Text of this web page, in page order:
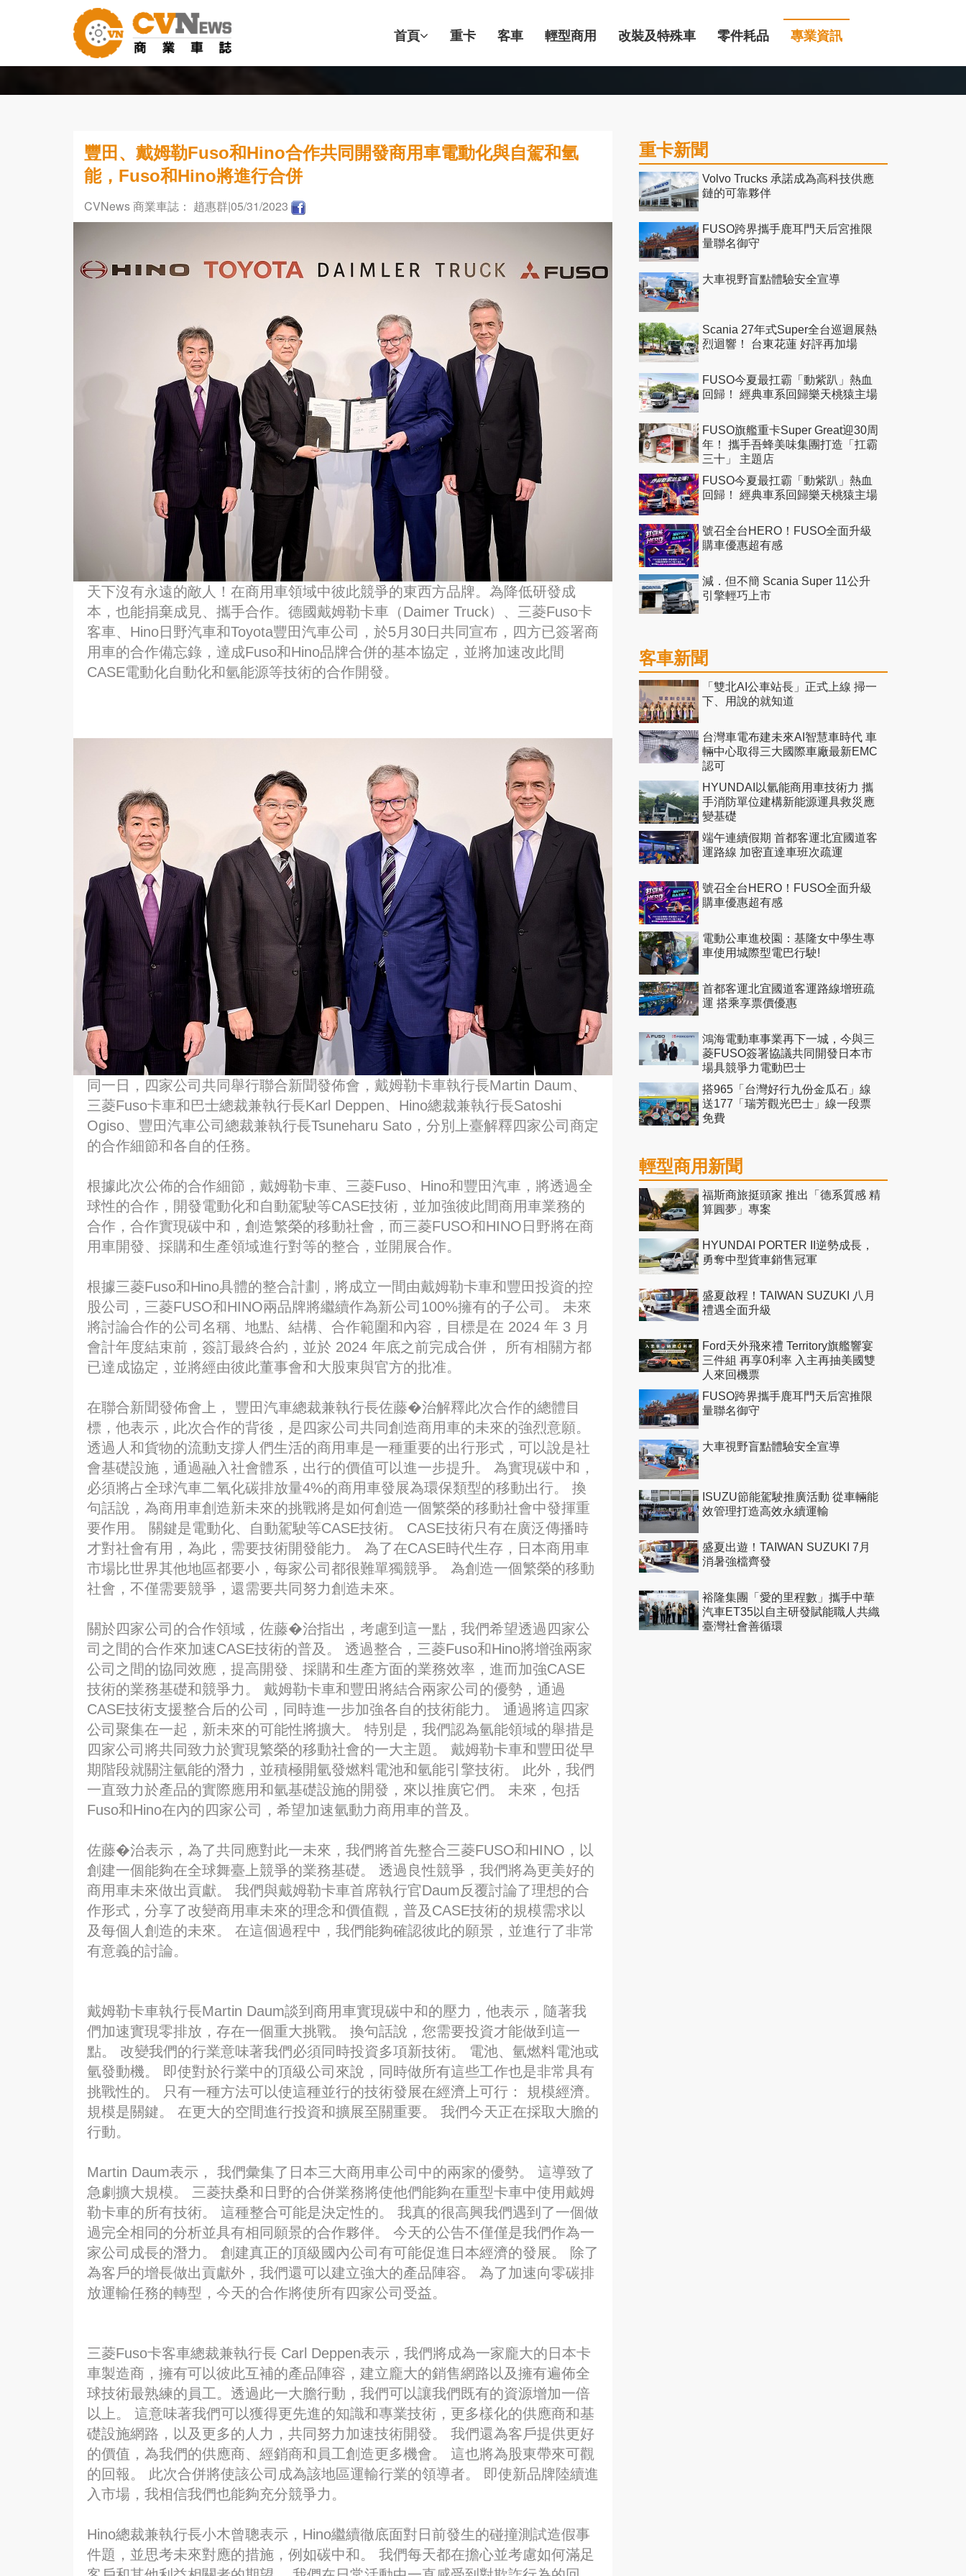
首頁 重卡 客車 輕型商用 改裝及特殊車 零件耗品 專業資訊
豐田、戴姆勒Fuso和Hino合作共同開發商用車電動化與自駕和氫
能，Fuso和Hino將進行合併
CVNews 商業車誌： 趙惠群|05/31/2023
天下沒有永遠的敵人！在商用車領域中彼此競爭的東西方品牌。為降低研發成
本，也能捐棄成見、攜手合作。德國戴姆勒卡車（Daimer Truck）、三菱Fuso卡
客車、Hino日野汽車和Toyota豐田汽車公司，於5月30日共同宣布，四方已簽署商
用車的合作備忘錄，達成Fuso和Hino品牌合併的基本協定，並將加速改此間
CASE電動化自動化和氫能源等技術的合作開發。
同一日，四家公司共同舉行聯合新聞發佈會，戴姆勒卡車執行長Martin Daum、
三菱Fuso卡車和巴士總裁兼執行長Karl Deppen、Hino總裁兼執行長Satoshi
Ogiso、豐田汽車公司總裁兼執行長Tsuneharu Sato，分別上臺解釋四家公司商定
的合作細節和各自的任務。
根據此次公佈的合作細節，戴姆勒卡車、三菱Fuso、Hino和豐田汽車，將透過全
球性的合作，開發電動化和自動駕駛等CASE技術，並加強彼此間商用車業務的
合作，合作實現碳中和，創造繁榮的移動社會，而三菱FUSO和HINO日野將在商
用車開發、採購和生產領域進行對等的整合，並開展合作。
根據三菱Fuso和Hino具體的整合計劃，將成立一間由戴姆勒卡車和豐田投資的控
股公司，三菱FUSO和HINO兩品牌將繼續作為新公司100%擁有的子公司。 未來
將討論合作的公司名稱、地點、結構、合作範圍和內容，目標是在 2024 年 3 月
會計年度結束前，簽訂最終合約，並於 2024 年底之前完成合併， 所有相關方都
已達成協定，並將經由彼此董事會和大股東與官方的批准。
在聯合新聞發佈會上， 豐田汽車總裁兼執行長佐藤�治解釋此次合作的總體目
標，他表示，此次合作的背後，是四家公司共同創造商用車的未來的強烈意願。
透過人和貨物的流動支撐人們生活的商用車是一種重要的出行形式，可以說是社
會基礎設施，通過融入社會體系，出行的價值可以進一步提升。 為實現碳中和，
必須將占全球汽車二氧化碳排放量4%的商用車發展為環保類型的移動出行。 換
句話說，為商用車創造新未來的挑戰將是如何創造一個繁榮的移動社會中發揮重
要作用。 關鍵是電動化、自動駕駛等CASE技術。 CASE技術只有在廣泛傳播時
才對社會有用，為此，需要技術開發能力。 為了在CASE時代生存，日本商用車
市場比世界其他地區都要小，每家公司都很難單獨競爭。 為創造一個繁榮的移動
社會，不僅需要競爭，還需要共同努力創造未來。
關於四家公司的合作領域，佐藤�治指出，考慮到這一點，我們希望透過四家公
司之間的合作來加速CASE技術的普及。 透過整合，三菱Fuso和Hino將增強兩家
公司之間的協同效應，提高開發、採購和生產方面的業務效率，進而加強CASE
技術的業務基礎和競爭力。 戴姆勒卡車和豐田將結合兩家公司的優勢，通過
CASE技術支援整合后的公司，同時進一步加強各自的技術能力。 通過將這四家
公司聚集在一起，新未來的可能性將擴大。 特別是，我們認為氫能領域的舉措是
四家公司將共同致力於實現繁榮的移動社會的一大主題。 戴姆勒卡車和豐田從早
期階段就關注氫能的潛力，並積極開氫發燃料電池和氫能引擎技術。 此外，我們
一直致力於產品的實際應用和氫基礎設施的開發，來以推廣它們。 未來，包括
Fuso和Hino在內的四家公司，希望加速氫動力商用車的普及。
佐藤�治表示，為了共同應對此一未來，我們將首先整合三菱FUSO和HINO，以
創建一個能夠在全球舞臺上競爭的業務基礎。 透過良性競爭，我們將為更美好的
商用車未來做出貢獻。 我們與戴姆勒卡車首席執行官Daum反覆討論了理想的合
作形式，分享了改變商用車未來的理念和價值觀，普及CASE技術的規模需求以
及每個人創造的未來。 在這個過程中，我們能夠確認彼此的願景，並進行了非常
有意義的討論。
戴姆勒卡車執行長Martin Daum談到商用車實現碳中和的壓力，他表示，隨著我
們加速實現零排放，存在一個重大挑戰。 換句話說，您需要投資才能做到這一
點。 改變我們的行業意味著我們必須同時投資多項新技術。 電池、氫燃料電池或
氫發動機。 即使對於行業中的頂級公司來說，同時做所有這些工作也是非常具有
挑戰性的。 只有一種方法可以使這種並行的技術發展在經濟上可行： 規模經濟。
規模是關鍵。 在更大的空間進行投資和擴展至關重要。 我們今天正在採取大膽的
行動。
Martin Daum表示， 我們彙集了日本三大商用車公司中的兩家的優勢。 這導致了
急劇擴大規模。 三菱扶桑和日野的合併業務將使他們能夠在重型卡車中使用戴姆
勒卡車的所有技術。 這種整合可能是決定性的。 我真的很高興我們遇到了一個做
過完全相同的分析並具有相同願景的合作夥伴。 今天的公告不僅僅是我們作為一
家公司成長的潛力。 創建真正的頂級國內公司有可能促進日本經濟的發展。 除了
為客戶的增長做出貢獻外，我們還可以建立強大的產品陣容。 為了加速向零碳排
放運輸任務的轉型，今天的合作將使所有四家公司受益。
三菱Fuso卡客車總裁兼執行長 Carl Deppen表示，我們將成為一家龐大的日本卡
車製造商，擁有可以彼此互補的產品陣容，建立龐大的銷售網路以及擁有遍佈全
球技術最熟練的員工。透過此一大膽行動，我們可以讓我們既有的資源增加一倍
以上。 這意味著我們可以獲得更先進的知識和專業技術，更多樣化的供應商和基
礎設施網路，以及更多的人力，共同努力加速技術開發。 我們還為客戶提供更好
的價值，為我們的供應商、經銷商和員工創造更多機會。 這也將為股東帶來可觀
的回報。 此次合併將使該公司成為該地區運輸行業的領導者。 即使新品牌陸續進
入市場，我相信我們也能夠充分競爭力。
Hino總裁兼執行長小木曾聰表示，Hino繼續徹底面對日前發生的碰撞測試造假事
件題，並思考未來對應的措施，例如碳中和。 我們每天都在擔心並考慮如何滿足
重卡新聞
Volvo Trucks 承諾成為高科技供應
鏈的可靠夥伴
FUSO跨界攜手鹿耳門天后宮推限
量聯名御守
大車視野盲點體驗安全宣導
Scania 27年式Super全台巡迴展熱
烈迴響！ 台東花蓮 好評再加場
FUSO今夏最扛霸「動紫趴」熱血
回歸！ 經典車系回歸樂天桃猿主場
FUSO旗艦重卡Super Great迎30周
年！ 攜手吾蜂美味集團打造「扛霸
三十」 主題店
FUSO今夏最扛霸「動紫趴」熱血
回歸！ 經典車系回歸樂天桃猿主場
號召全台HERO！FUSO全面升級
購車優惠超有感
減．但不簡 Scania Super 11公升
引擎輕巧上市
客車新聞
「雙北AI公車站長」正式上線 掃一
下、用說的就知道
台灣車電布建未來AI智慧車時代 車
輛中心取得三大國際車廠最新EMC
認可
HYUNDAI以氫能商用車技術力 攜
手消防單位建構新能源運具救災應
變基礎
端午連續假期 首都客運北宜國道客
運路線 加密直達車班次疏運
號召全台HERO！FUSO全面升級
購車優惠超有感
電動公車進校園：基隆女中學生專
車使用城際型電巴行駛!
首都客運北宜國道客運路線增班疏
運 搭乘享票價優惠
鴻海電動車事業再下一城，今與三
菱FUSO簽署協議共同開發日本市
場具競爭力電動巴士
搭965「台灣好行九份金瓜石」線
送177「瑞芳觀光巴士」線一段票
免費
輕型商用新聞
福斯商旅挺頭家 推出「德系質感 精
算圓夢」專案
HYUNDAI PORTER II逆勢成長，
勇奪中型貨車銷售冠軍
盛夏啟程！TAIWAN SUZUKI 八月
禮遇全面升級
Ford天外飛來禮 Territory旗艦響宴
三件組 再享0利率 入主再抽美國雙
人來回機票
FUSO跨界攜手鹿耳門天后宮推限
量聯名御守
大車視野盲點體驗安全宣導
ISUZU節能駕駛推廣活動 從車輛能
效管理打造高效永續運輸
盛夏出遊！TAIWAN SUZUKI 7月
消暑強檔齊發
裕隆集團「愛的里程數」攜手中華
汽車ET35以自主研發賦能職人共織
臺灣社會善循環